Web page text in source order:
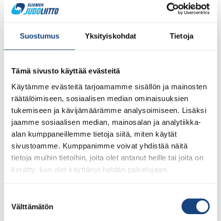
Suostumus Yksityiskohdat Tietoja
Tämä sivusto käyttää evästeitä
Käytämme evästeitä tarjoamamme sisällön ja mainosten
räätälöimiseen, sosiaalisen median ominaisuuksien
tukemiseen ja kävijämäärämme analysoimiseen. Lisäksi
jaamme sosiaalisen median, mainosalan ja analytiikka-
alan kumppaneillemme tietoja siitä, miten käytät
sivustoamme. Kumppanimme voivat yhdistää näitä
tietoja muihin tietoihin, joita olet antanut heille tai joita on
kerätty, kun olet käyttänyt heidän palvelujaan.
valinta
Välttämätön
Pentti Vauhkoselle harvinainen
huomionosoitus